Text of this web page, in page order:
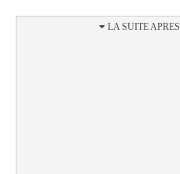
électriques de Gironde